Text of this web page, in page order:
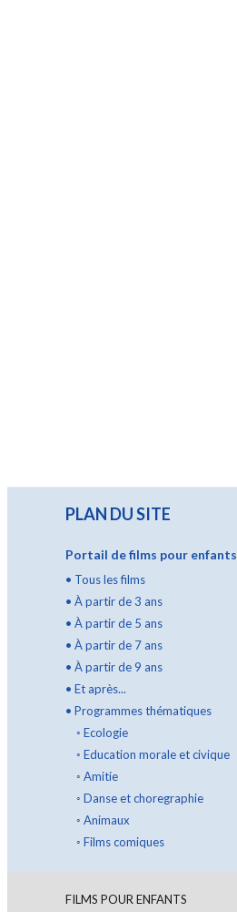
PLAN DU SITE
Portail de films pour enfants
• Tous les films
• À partir de 3 ans
• À partir de 5 ans
• À partir de 7 ans
• À partir de 9 ans
• Et après...
• Programmes thématiques
◦ Ecologie
◦ Education morale et civique
◦ Amitie
◦ Danse et choregraphie
◦ Animaux
◦ Films comiques
FILMS POUR ENFANTS